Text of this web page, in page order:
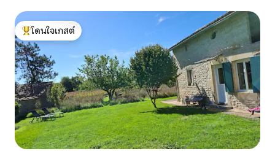
โดนใจเกสต์ที่สุด
โดนใจเกสต์